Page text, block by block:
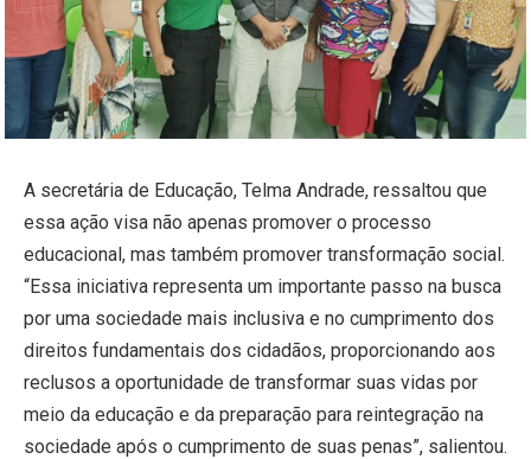
A secretária de Educação, Telma Andrade, ressaltou que
essa ação visa não apenas promover o processo
educacional, mas também promover transformação social.
“Essa iniciativa representa um importante passo na busca
por uma sociedade mais inclusiva e no cumprimento dos
direitos fundamentais dos cidadãos, proporcionando aos
reclusos a oportunidade de transformar suas vidas por
meio da educação e da preparação para reintegração na
sociedade após o cumprimento de suas penas”, salientou.